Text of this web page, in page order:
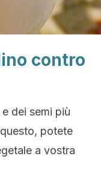
contro
dei semi più
potete
a vostra